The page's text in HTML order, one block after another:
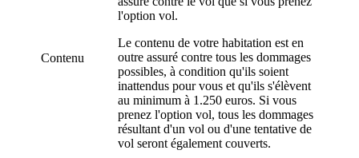
Contenu
l'option vol.
Le contenu de votre habitation est en
outre assuré contre tous les dommages
possibles, à condition qu'ils soient
inattendus pour vous et qu'ils s'élèvent
au minimum à 1.250 euros. Si vous
prenez l'option vol, tous les dommages
résultant d'un vol ou d'une tentative de
vol seront également couverts.